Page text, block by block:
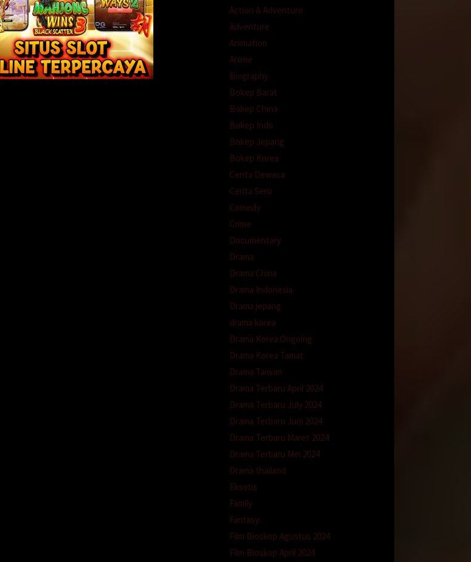
Action & Adventure
Adventure
Animation
Anime
Biography
Bokep Barat
Bokep China
Bokep Indo
Bokep Jepang
Bokep Korea
Cerita Dewasa
Cerita Seru
Comedy
Crime
Documentary
Drama
Drama China
Drama Indonesia
Drama jepang
drama korea
Drama Korea Ongoing
Drama Korea Tamat
Drama Taiwan
Drama Terbaru April 2024
Drama Terbaru July 2024
Drama Terbaru Juni 2024
Drama Terbaru Maret 2024
Drama Terbaru Mei 2024
Drama thailand
Eksotis
Family
Fantasy
Film Bioskop Agustus 2024
Film Bioskop April 2024